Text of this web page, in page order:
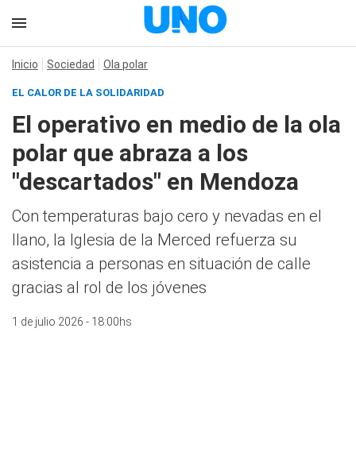
Inicio Sociedad Ola polar
EL CALOR DE LA SOLIDARIDAD
El operativo en medio de la ola
polar que abraza a los
"descartados" en Mendoza
Con temperaturas bajo cero y nevadas en el
llano, la Iglesia de la Merced refuerza su
asistencia a personas en situación de calle
gracias al rol de los jóvenes
1 de julio 2026 - 18:00hs